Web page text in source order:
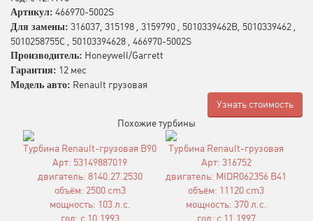
Артикул: 466970-5002S
Для замены: 316037, 315198 , 3159790 , 5010339462B, 5010339462 ,
5010258755C , 50103394628 , 466970-5002S
Производитель: Honeywell/Garrett
Гарантия: 12 мес
Модель авто: Renault грузовая
Узнать стоимость
Похожие турбины
Турбина Renault-грузовая B90
Арт: 53149887019
двигатель: 8140.27.2530
объём: 2500 cm3
мощность: 103 л.с.
год: с 10.1993
Турбина Renault-грузовая
Арт: 316752
двигатель: MIDR062356 B41
объём: 11120 cm3
мощность: 370 л.с.
год: с 11.1997